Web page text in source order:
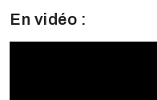
En vidéo :